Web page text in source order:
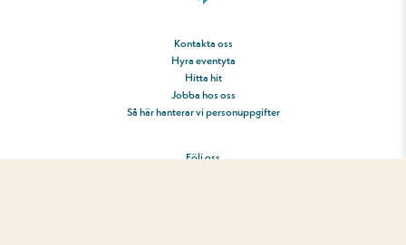
Kontakta oss
Hyra eventyta
Hitta hit
Jobba hos oss
Så här hanterar vi personuppgifter
Följ oss